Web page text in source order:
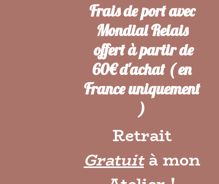
Frais de port avec
Mondial Relais
offert à partir de
60€ d'achat ( en
France uniquement
)
Retrait
Gratuità mon